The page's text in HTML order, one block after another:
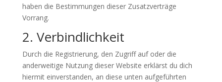
haben die Bestimmungen dieser Zusatzverträge
Vorrang.
2. Verbindlichkeit
Durch die Registrierung, den Zugriff auf oder die
anderweitige Nutzung dieser Website erklärst du dich
hiermit einverstanden, an diese unten aufgeführten